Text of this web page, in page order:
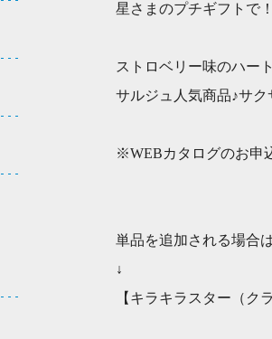
星さまのプチギフトで
ストロベリー味のハー
サルジュ人気商品♪サク
※WEBカタログのお申
単品を追加される場合
↓
【キラキラスター（ク